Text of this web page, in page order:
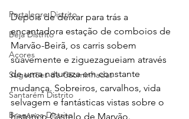
Portalegre Distrito
Beja Distrito
Açores
Sugestões de Cãominhadas
Santarém Distrito
Bragança Distrito
Depois de deixar para trás a
encantadora estação de comboios de
Marvão-Beirã, os carris sobem
suavemente e ziguezagueiam através
de uma natureza em constante
mudança. Sobreiros, carvalhos, vida
selvagem e fantásticas vistas sobre o
histórico Castelo de Marvão.